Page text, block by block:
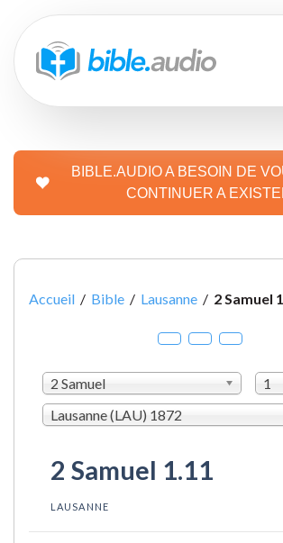
BIBLE.AUDIO A BESOIN DE
CONTINUER A
Accueil / Bible / Lausanne / 2 Samuel
2 Samuel
1
Lausanne (LAU) 1872
2 Samuel 1.11
LAUSANNE